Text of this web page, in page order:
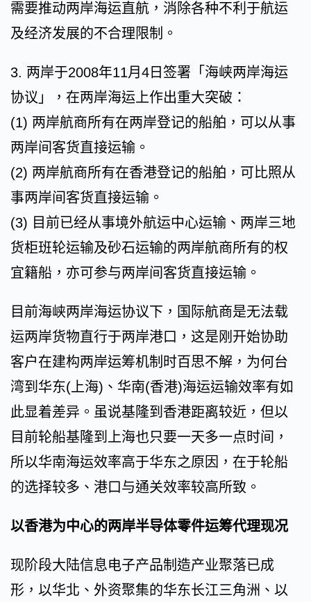
需要推动两岸海运直航，消除各种不利于航运
及经济发展的不合理限制。
3. 两岸于2008年11月4日签署「海峡两岸海运
协议」，在两岸海运上作出重大突破：
(1) 两岸航商所有在两岸登记的船舶，可以从事
两岸间客货直接运输。
(2) 两岸航商所有在香港登记的船舶，可比照从
事两岸间客货直接运输。
(3) 目前已经从事境外航运中心运输、两岸三地
货柜班轮运输及砂石运输的两岸航商所有的权
宜籍船，亦可参与两岸间客货直接运输。
目前海峡两岸海运协议下，国际航商是无法载
运两岸货物直行于两岸港口，这是刚开始协助
客户在建构两岸运筹机制时百思不解，为何台
湾到华东(上海)、华南(香港)海运运输效率有如
此显着差异。虽说基隆到香港距离较近，但以
目前轮船基隆到上海也只要一天多一点时间，
所以华南海运效率高于华东之原因，在于轮船
的选择较多、港口与通关效率较高所致。
以香港为中心的两岸半导体零件运筹代理现况
现阶段大陆信息电子产品制造产业聚落已成
形，以华北、外资聚集的华东长江三角洲、以